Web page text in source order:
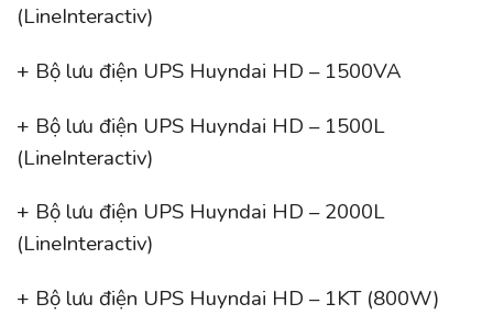
(LineInteractiv)
+ Bộ lưu điện UPS Huyndai HD – 1500VA
+ Bộ lưu điện UPS Huyndai HD – 1500L
(LineInteractiv)
+ Bộ lưu điện UPS Huyndai HD – 2000L
(LineInteractiv)
+ Bộ lưu điện UPS Huyndai HD – 1KT (800W)